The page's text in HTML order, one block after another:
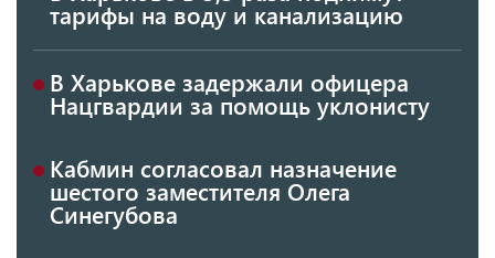
тарифы на воду и канализацию
В Харькове задержали офицера
Нацгвардии за помощь уклонисту
Кабмин согласовал назначение
шестого заместителя Олега
Синегубова